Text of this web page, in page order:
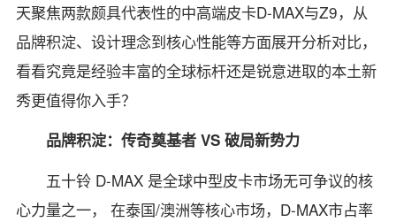
天聚焦两款颇具代表性的中高端皮卡D-MAX与Z9，从
品牌积淀、设计理念到核心性能等方面展开分析对比，
看看究竟是经验丰富的全球标杆还是锐意进取的本土新
秀更值得你入手？
品牌积淀：传奇奠基者 VS 破局新势力
五十铃 D-MAX 是全球中型皮卡市场无可争议的核
心力量之一， 在泰国/澳洲等核心市场，D-MAX市占率